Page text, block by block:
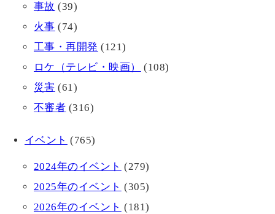
事故 (39)
火事 (74)
工事・再開発 (121)
ロケ（テレビ・映画）
(108)
災害 (61)
不審者 (316)
イベント (765)
2024年のイベント (279)
2025年のイベント (305)
2026年のイベント (181)